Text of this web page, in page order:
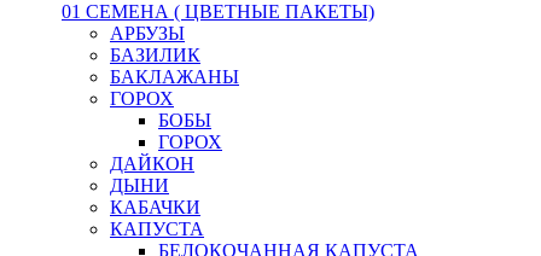
01 СЕМЕНА ( ЦВЕТНЫЕ ПАКЕТЫ)
АРБУЗЫ
БАЗИЛИК
БАКЛАЖАНЫ
ГОРОХ
БОБЫ
ГОРОХ
ДАЙКОН
ДЫНИ
КАБАЧКИ
КАПУСТА
БЕЛОКОЧАННАЯ КАПУСТА